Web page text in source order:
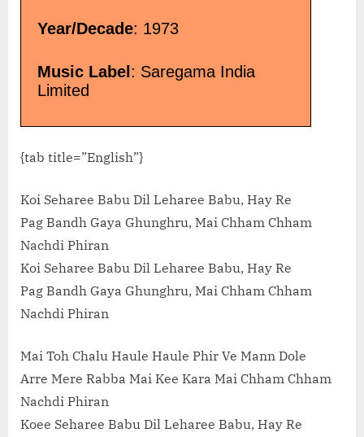
Year/Decade: 1973
Music Label : Saregama India
Limited
{tab title=”English”}
Koi Seharee Babu Dil Leharee Babu, Hay Re
Pag Bandh Gaya Ghunghru, Mai Chham Chham
Nachdi Phiran
Koi Seharee Babu Dil Leharee Babu, Hay Re
Pag Bandh Gaya Ghunghru, Mai Chham Chham
Nachdi Phiran
Mai Toh Chalu Haule Haule Phir Ve Mann Dole
Arre Mere Rabba Mai Kee Kara Mai Chham Chham
Nachdi Phiran
Koee Seharee Babu Dil Leharee Babu, Hay Re